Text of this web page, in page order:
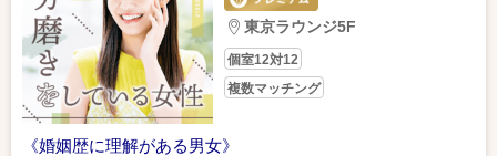
東京ラウンジ5F
個室12対12
複数マッチング
《婚姻歴に理解がある男女》